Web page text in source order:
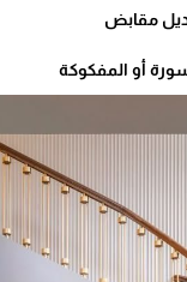
مقابض
أو المفكوكة